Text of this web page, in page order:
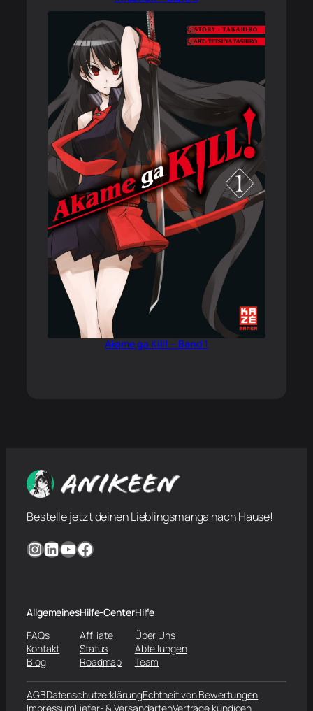
Akame ga Kill! – Band 1
Bestelle jetzt deinen Lieblingsmanga nach Hause!
InstagramLinkedIn YouTube Facebook
Allgemeines
FAQs
Kontakt
Blog
Hilfe-Center
Affiliate
Status
Roadmap
Hilfe
Über Uns
Abteilungen
Team
AGBDatenschutzerklärungEchtheit von Bewertungen
ImpressumLiefer- & VersandartenVerträge kündigen